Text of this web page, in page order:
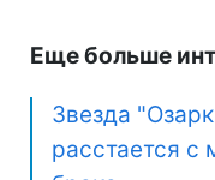
Еще больше
Звезда
расстается